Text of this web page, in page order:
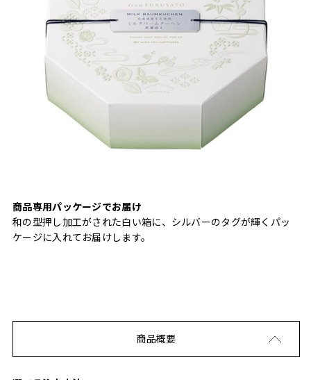
商品専用パッケージでお届け
和の型押し加工がされた白い箱に、シルバーのタグが輝くパッ
ケージに入れてお届けします。
商品概要